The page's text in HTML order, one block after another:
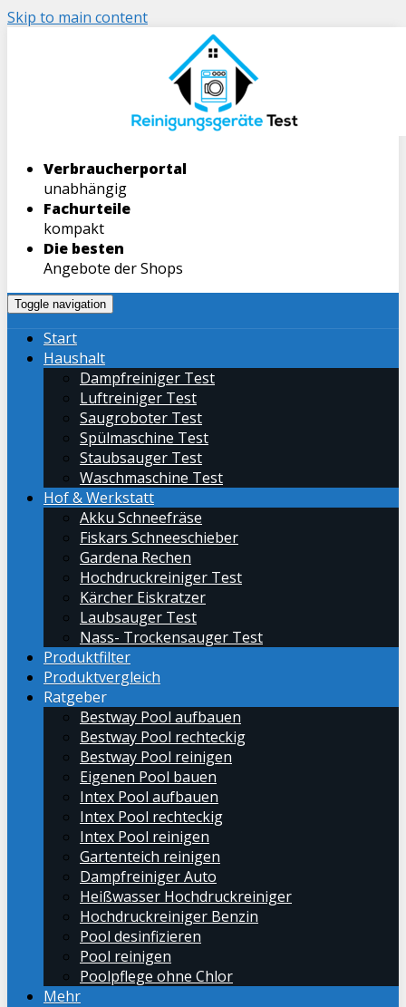
Skip to main content
Verbraucherportal
unabhängig
Fachurteile
kompakt
Die besten
Angebote der Shops
Toggle navigation
Start
Haushalt
Dampfreiniger Test
Luftreiniger Test
Saugroboter Test
Spülmaschine Test
Staubsauger Test
Waschmaschine Test
Hof & Werkstatt
Akku Schneefräse
Fiskars Schneeschieber
Gardena Rechen
Hochdruckreiniger Test
Kärcher Eiskratzer
Laubsauger Test
Nass- Trockensauger Test
Produktfilter
Produktvergleich
Ratgeber
Bestway Pool aufbauen
Bestway Pool rechteckig
Bestway Pool reinigen
Eigenen Pool bauen
Intex Pool aufbauen
Intex Pool rechteckig
Intex Pool reinigen
Gartenteich reinigen
Dampfreiniger Auto
Heißwasser Hochdruckreiniger
Hochdruckreiniger Benzin
Pool desinfizieren
Pool reinigen
Poolpflege ohne Chlor
Mehr